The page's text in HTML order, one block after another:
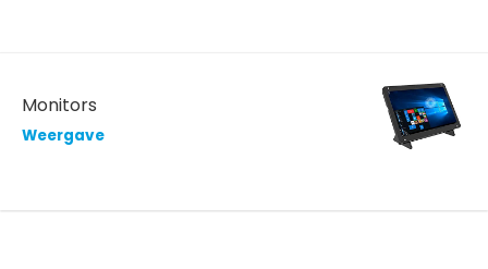
Monitors
Weergave